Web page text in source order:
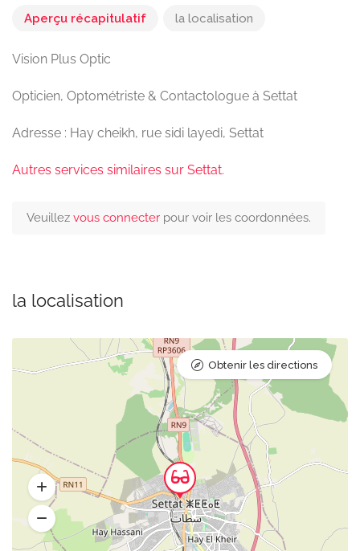
Aperçu récapitulatif la localisation
Vision Plus Optic
Opticien, Optométriste & Contactologue à Settat
Adresse : Hay cheikh, rue sidi layedi, Settat
Autres services similaires sur Settat.
Veuillez vous connecter pour voir les coordonnées.
la localisation
Obtenir les directions